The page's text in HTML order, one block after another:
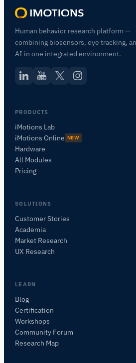
Human behavior research platform —
combining biosensors, eye tracking,
AI in one integrated environment.
PRODUCTS
iMotions Lab
iMotions Online NEW
Hardware
All Modules
Pricing
SOLUTIONS
Customer Stories
Academia
Market Research
UX Research
LEARN
Blog
Certification
Workshops
Community Forum
Research Map
Posez des questions sur les
POSER UNE QUESTION SUR CET ARTICLE
Résumer cet article